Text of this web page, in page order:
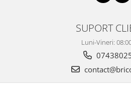
Aparate de spalat cu presiune si
Accesorii aparatele de spalat cu
Aparate de spalat cu presiune
Instalatii sanitare
SUPORT
Luni-Vineri: